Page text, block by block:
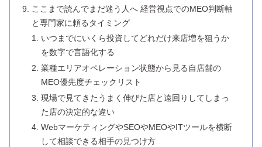
ここまで読んでまだ迷う人へ 経営視点でのMEO判断軸
と専門家に頼るタイミング
いつまでにいくら投資してどれだけ来店増を狙うか
を数字で言語化する
業種エリアオペレーション状態から見る自店舗の
MEO優先度チェックリスト
現場で見てきたうまく伸びた店と遠回りしてしまっ
た店の決定的な違い
WebマーケティングやSEOやMEOやITツールを横断
して相談できる相手の見つけ方